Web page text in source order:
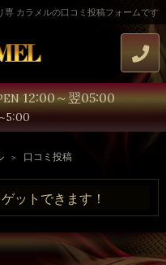
カラメルの口コミ投稿フォームです
12:00～翌05:00
口コミ投稿
ットできます！